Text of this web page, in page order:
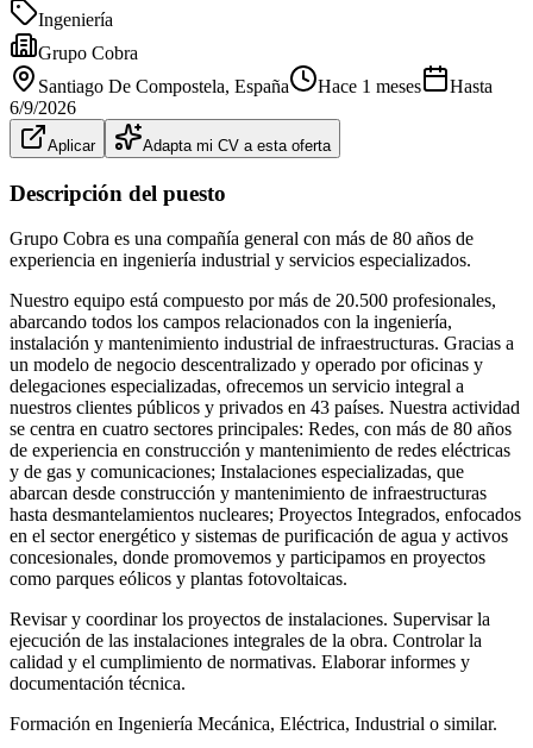
Ingeniería
Grupo Cobra
Santiago De Compostela, España Hace 1 meses
Hasta
6/9/2026
Aplicar Adapta mi CV a esta oferta
Descripción del puesto
Grupo Cobra es una compañía general con más de 80 años de
experiencia en ingeniería industrial y servicios especializados.
Nuestro equipo está compuesto por más de 20.500 profesionales,
abarcando todos los campos relacionados con la ingeniería,
instalación y mantenimiento industrial de infraestructuras. Gracias a
un modelo de negocio descentralizado y operado por oficinas y
delegaciones especializadas, ofrecemos un servicio integral a
nuestros clientes públicos y privados en 43 países. Nuestra actividad
se centra en cuatro sectores principales: Redes, con más de 80 años
de experiencia en construcción y mantenimiento de redes eléctricas
y de gas y comunicaciones; Instalaciones especializadas, que
abarcan desde construcción y mantenimiento de infraestructuras
hasta desmantelamientos nucleares; Proyectos Integrados, enfocados
en el sector energético y sistemas de purificación de agua y activos
concesionales, donde promovemos y participamos en proyectos
como parques eólicos y plantas fotovoltaicas.
Revisar y coordinar los proyectos de instalaciones. Supervisar la
ejecución de las instalaciones integrales de la obra. Controlar la
calidad y el cumplimiento de normativas. Elaborar informes y
documentación técnica.
Formación en Ingeniería Mecánica, Eléctrica, Industrial o similar.